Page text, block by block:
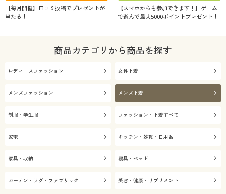
【毎月開催】口コミ投稿でプレゼントが
当たる！
【スマホからも参加できます！】ゲーム
で遊んで最大5000ポイントプレゼント！
商品カテゴリから商品を探す
レディースファッション 女性下着
メンズファッション メンズ下着
制服・学生服 ファッション・下着すべて
家電 キッチン・雑貨・日用品
家具・収納 寝具・ベッド
カーテン・ラグ・ファブリック 美容・健康・サプリメント